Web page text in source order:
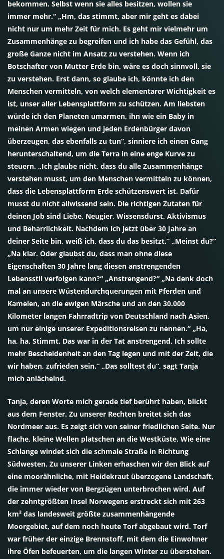
bekommen. Selbst wenn sie alles besitzen, wollen sie
immer mehr.“ „Hm, das stimmt, aber mir geht es dabei
nicht nur um mehr Zeit für mich. Es geht mir vielmehr um
Zusammenhänge zu begreifen und ich habe das Gefühl, das
große Ganze nicht im Ansatz zu verstehen. Wenn ich
Botschafter von Mutter Erde bin, wäre es doch sinnvoll, sie
zu verstehen. Erst dann, so glaube ich, könnte ich den
Menschen vermitteln, von welch elementarer Wichtigkeit es
ist, unser aller Lebensplattform zu schützen. Am liebsten
würde ich den Planeten umarmen, ihn wie ein Baby in
meinen Armen wiegen und jeden Erdenbürger davon
überzeugen, das ebenfalls zu tun“, sinniere ich einen Gang
herunterschaltend, um die Terra in eine enge Kurve zu
steuern. „Ich glaube nicht, dass du alle Zusammenhänge
verstehen musst, um den Menschen vermitteln zu können,
dass die Lebensplattform Erde schützenswert ist. Dafür
musst du nicht allwissend sein. Die richtigen Zutaten für
deinen Job sind Liebe, Neugier, Wissensdurst, Aktivismus
und Beharrlichkeit. Nachdem ich jetzt über 30 Jahre an
deiner Seite bin, weiß ich, dass du das besitzt.“ „Meinst du?“
„Na klar. Oder glaubst du, dass man ohne diese
Eigenschaften 30 Jahre lang diesen anstrengenden
Lebensstil verfolgen kann?“ „Anstrengend?“ „Na denk doch
mal an unsere Wüstendurchquerungen mit Pferden und
Kamelen, an die ewigen Märsche und an den 30.000
Kilometer langen Fahrradtrip von Deutschland nach Asien,
um nur einige unserer Expeditionsreisen zu nennen.“ „Ha,
ha, ha. Stimmt. Das war in der Tat anstrengend. Ich sollte
mehr Bescheidenheit an den Tag legen und mit der Zeit, die
wir haben, zufrieden sein.“ „Das solltest du“, sagt Tanja
mich anlächelnd.
Tanja, deren Worte mich gerade tief berührt haben, blickt
aus dem Fenster. Zu unserer Rechten breitet sich das
Nordmeer aus. Es zeigt sich von seiner friedlichen Seite. Nur
flache, kleine Wellen platschen an die Westküste. Wie eine
Schlange windet sich die schmale Straße in Richtung
Südwesten. Zu unserer Linken erhaschen wir den Blick auf
eine moorähnliche, mit Heidekraut überzogene Landschaft,
die immer wieder von Bergzügen unterbrochen wird. Auf
der zehntgrößten Insel Norwegens erstreckt sich mit 263
km² das landesweit größte zusammenhängende
Moorgebiet, auf dem noch heute Torf abgebaut wird. Torf
war früher der einzige Brennstoff, mit dem die Einwohner
ihre Öfen befeuerten, um die langen Winter zu überstehen.